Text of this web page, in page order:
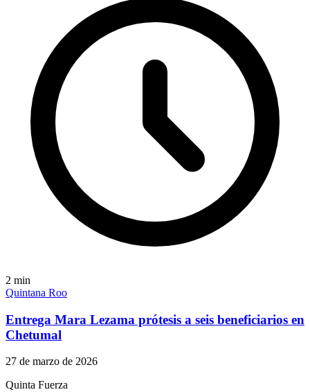
2 min
Quintana Roo
Entrega Mara Lezama prótesis a seis beneficiarios en
Chetumal
27 de marzo de 2026
Quinta Fuerza